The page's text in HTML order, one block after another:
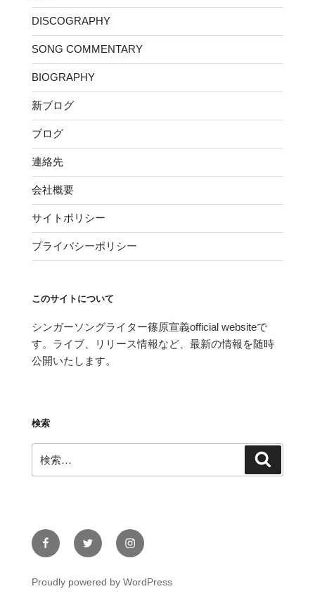
DISCOGRAPHY
SONG COMMENTARY
BIOGRAPHY
新ブログ
ブログ
連絡先
会社概要
サイトポリシー
プライバシーポリシー
このサイトについて
シンガーソングライター篠原宣義official websiteで
す。ライブ、リリース情報など、最新の情報を随時
公開いたします。
検索
索:
FacebookTwitter Instagram
Proudly powered by WordPress